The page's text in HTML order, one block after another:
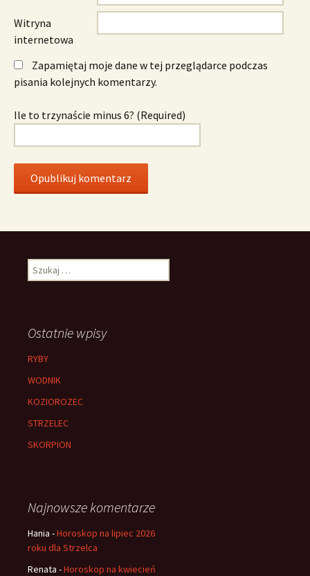
Witryna
internetowa
Zapamiętaj moje dane w tej przeglądarce podczas
pisania kolejnych komentarzy.
Ile to trzynaście minus 6? (Required)
Szukaj:
Ostatnie wpisy
RYBY
WODNIK
KOZIOROZEC
STRZELEC
SKORPION
Najnowsze komentarze
Hania -Horoskop na lipiec 2026
roku dla Strzelca
Renata -Horoskop na kwiecień